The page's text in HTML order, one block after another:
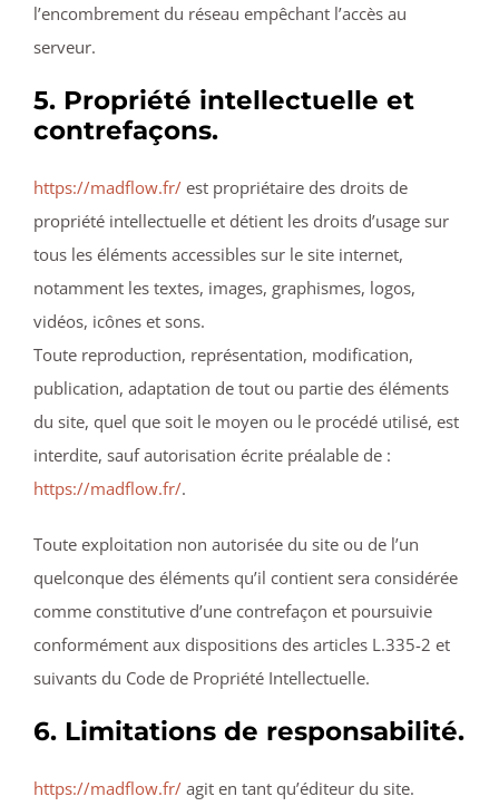
l’encombrement du réseau empêchant l’accès au
serveur.
5. Propriété intellectuelle et
contrefaçons.
https://madflow.fr/est propriétaire des droits de
propriété intellectuelle et détient les droits d’usage sur
tous les éléments accessibles sur le site internet,
notamment les textes, images, graphismes, logos,
vidéos, icônes et sons.
Toute reproduction, représentation, modification,
publication, adaptation de tout ou partie des éléments
du site, quel que soit le moyen ou le procédé utilisé, est
interdite, sauf autorisation écrite préalable de :
https://madflow.fr/.
Toute exploitation non autorisée du site ou de l’un
quelconque des éléments qu’il contient sera considérée
comme constitutive d’une contrefaçon et poursuivie
conformément aux dispositions des articles L.335-2 et
suivants du Code de Propriété Intellectuelle.
6. Limitations de responsabilité.
https://madflow.fr/agit en tant qu’éditeur du site.